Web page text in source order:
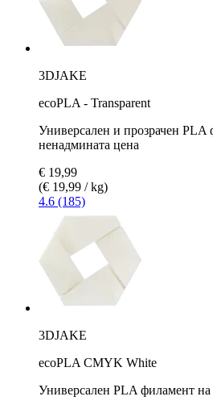
3DJAKE
ecoPLA - Transparent
Универсален и прозрачен PLA
ненадмината цена
€ 19,99
(€ 19,99 / kg)
4.6 (185)
3DJAKE
ecoPLA CMYK White
Универсален PLA филамент